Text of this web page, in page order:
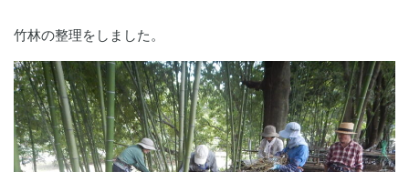
竹林の整理をしました。